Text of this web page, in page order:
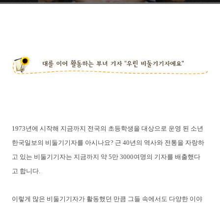
1973년에 시작해 지금까지 전국의 초등학생을 대상으로 운영 된 소년
한국일보의 비둘기기자를 아시나요? 근 40년의 역사와 전통을 자랑하
고 있는 비둘기기자는 지금까지 약 5만 3000여명의 기자를 배출했다
고 합니다.
이렇게 많은 비둘기기자가 활동했던 만큼 그들 속에서도 다양한 이야